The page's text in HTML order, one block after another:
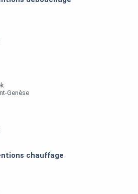
Genèse
chauffage